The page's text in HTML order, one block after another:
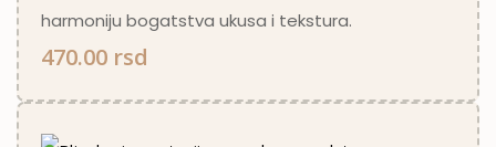
harmoniju bogatstva ukusa i tekstura.
470.00 rsd